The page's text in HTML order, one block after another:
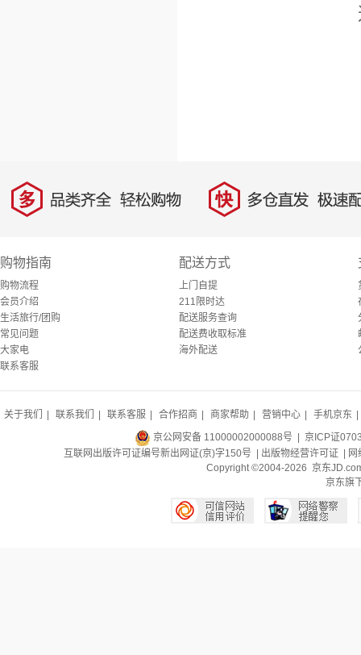
多 品类齐全，轻松购物 快 多仓直发，极速配
购物指南
购物流程
会员介绍
生活旅行/团购
常见问题
大家电
联系客服
配送方式
上门自提
211限时达
配送服务查询
配送费收取标准
海外配送
关于我们 联系我们 联系客服 合作招商 商家帮助 营销中心 手机京东
京公网安备 11000002000088号 | 京ICP证
互联网出版许可证编号新出网证(京)字150号 | 出版物经营许可证
Copyright ©2004-2026 京东
京东旗